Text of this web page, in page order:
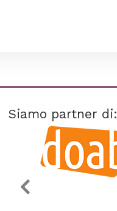
Siamo partner di: